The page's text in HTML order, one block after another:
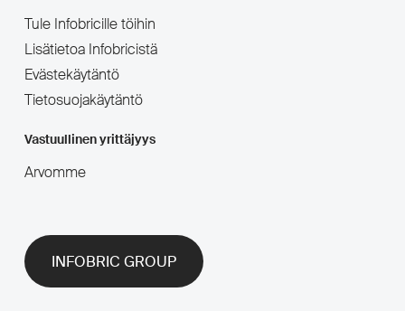
Tule Infobricille töihin
Lisätietoa Infobricistä
Evästekäytäntö
Tietosuojakäytäntö
Vastuullinen yrittäjyys
Arvomme
INFOBRIC GROUP